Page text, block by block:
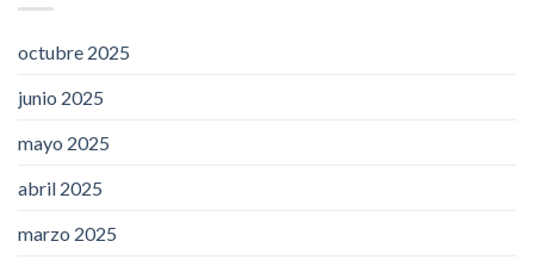
octubre 2025
junio 2025
mayo 2025
abril 2025
marzo 2025